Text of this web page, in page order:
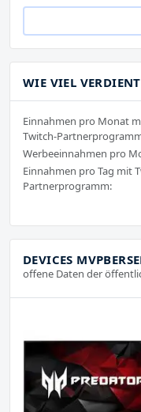
WIE VIEL
Einnahmen pro Monat
Twitch-
Werbeeinnahmen pro
Einnahmen pro Tag mit
Partnerprogramm:
DEVICES
offene Daten der